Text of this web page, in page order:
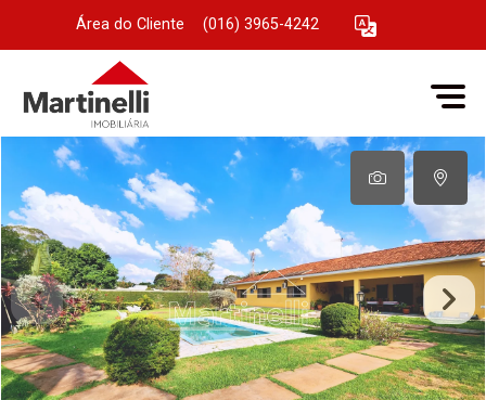
Área do Cliente (016) 3965-4242